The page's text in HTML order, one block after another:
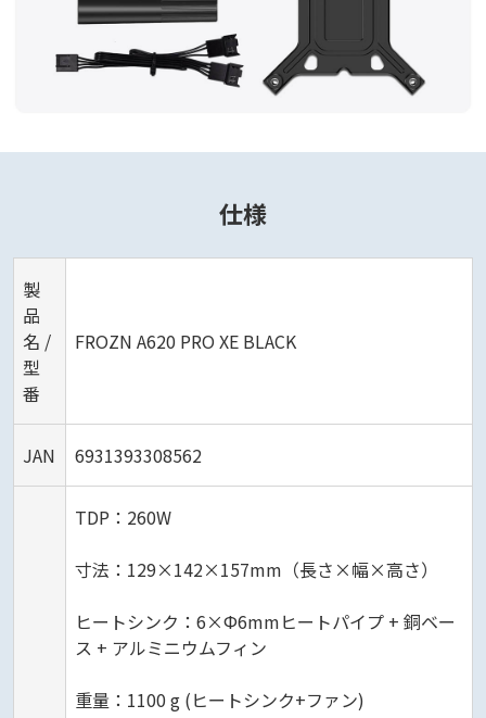
仕様
製
品
名 /
型
番
FROZN A620 PRO XE BLACK
JAN 6931393308562
TDP：260W
寸法：129×142×157mm（長さ×幅×高さ）
ヒートシンク：6×Ф6mmヒートパイプ + 銅ベー
ス + アルミニウムフィン
重量：1100 g (ヒートシンク+ファン)